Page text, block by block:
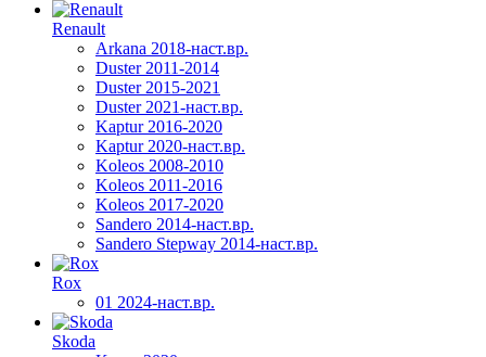
Renault
Arkana 2018-наст.вр.
Duster 2011-2014
Duster 2015-2021
Duster 2021-наст.вр.
Kaptur 2016-2020
Kaptur 2020-наст.вр.
Koleos 2008-2010
Koleos 2011-2016
Koleos 2017-2020
Sandero 2014-наст.вр.
Sandero Stepway 2014-наст.вр.
Rox
01 2024-наст.вр.
Skoda